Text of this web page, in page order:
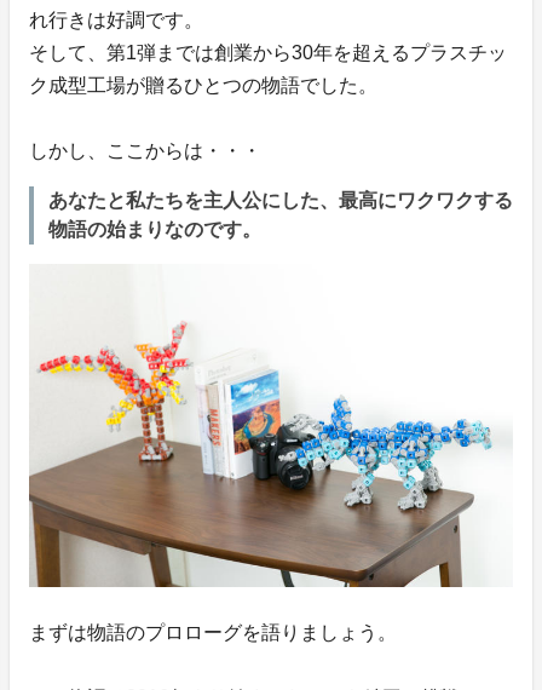
れ行きは好調です。
そして、第1弾までは創業から30年を超えるプラスチッ
ク成型工場が贈るひとつの物語でした。
しかし、ここからは・・・
あなたと私たちを主人公にした、最高にワクワクする
物語の始まりなのです。
まずは物語のプロローグを語りましょう。